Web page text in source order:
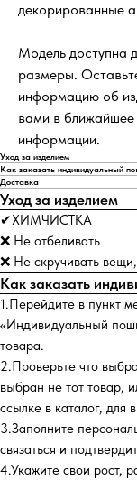
декорированные
Модель доступна
размеры.
информацию об
вами в ближайшее
информации.
Уход за изделием
Как заказать индивидуальный
Доставка
Уход за изделием
✔ХИМЧИСТКА
❌ Не отбеливать
❌ Не скручивать
Как заказать
1.Перейдите в пункт
«Индивидуальный
товара.
2.Проверьте что
выбран не тот товар,
ссылке в каталог, для
3.Заполните
связаться и
4.Укажите свои рост,